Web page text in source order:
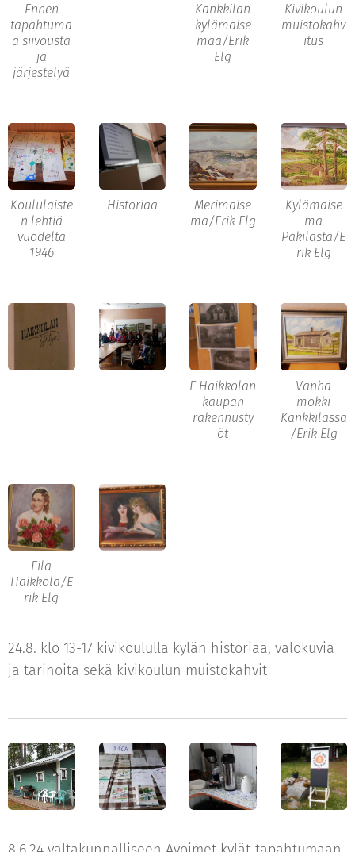
Ennen
tapahtuma
a siivousta
ja
järjestelyä
Kankkilan
kylämaise
maa/Erik
Elg
Kivikoulun
muistokahv
itus
Koululaiste
n lehtiä
vuodelta
1946
Historiaa
Merimaise
ma/Erik Elg
Kylämaise
ma
Pakilasta/E
rik Elg
E Haikkolan
kaupan
rakennusty
öt
Vanha
mökki
Kankkilassa
/Erik Elg
Eila
Haikkola/E
rik Elg
24.8. klo 13-17 kivikoululla kylän historiaa, valokuvia
ja tarinoita sekä kivikoulun muistokahvit